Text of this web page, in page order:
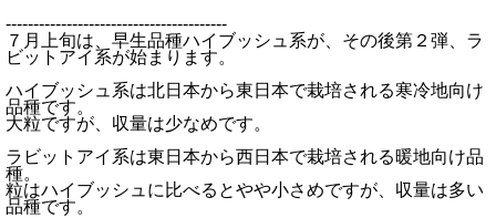
----------------------------------------
７月上旬は、早生品種ハイブッシュ系が、その後第２弾、ラ
ビットアイ系が始まります。
ハイブッシュ系は北日本から東日本で栽培される寒冷地向け
品種です。
大粒ですが、収量は少なめです。
ラビットアイ系は東日本から西日本で栽培される暖地向け品
種。
粒はハイブッシュに比べるとやや小さめですが、収量は多い
品種です。